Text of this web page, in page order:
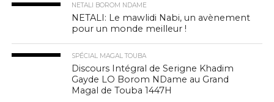
NETALI BOROM NDAME
NETALI: Le mawlidi Nabi, un avènement
pour un monde meilleur !
SPÉCIAL MAGAL TOUBA
Discours Intégral de Serigne Khadim
Gayde LO Borom NDame au Grand
Magal de Touba 1447H